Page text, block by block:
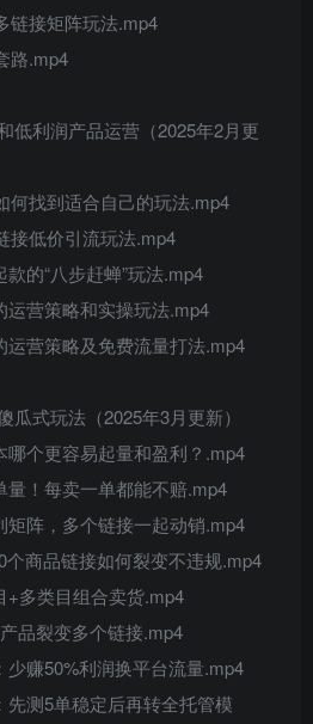
链接矩阵玩法.mp4
路.mp4
低利润产品运营（2025年2月更
何找到适合自己的玩法.mp4
接低价引流玩法.mp4
的“八步赶蝉”玩法.mp4
运营策略和实操玩法.mp4
运营策略及免费流量打法.mp4
式玩法（2025年3月更新）
哪个更容易起量和盈利？.mp4
量！每卖一单都能不赔.mp4
矩阵，多个链接一起动销.mp4
个商品链接如何裂变不违规.mp4
+多类目组合卖货.mp4
品裂变多个链接.mp4
少赚50%利润换平台流量.mp4
先测5单稳定后再转全托管模